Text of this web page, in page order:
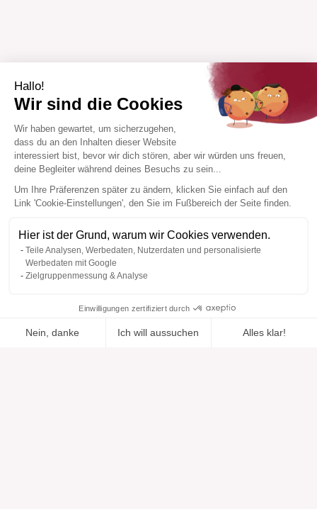
Hallo!
Wir sind die Cookies
Wir haben gewartet, um sicherzugehen,
dass du an den Inhalten dieser Website
interessiert bist, bevor wir dich stören, aber wir würden uns freuen,
deine Begleiter während deines Besuchs zu sein...
Um Ihre Präferenzen später zu ändern, klicken Sie einfach auf den
Link 'Cookie-Einstellungen', den Sie im Fußbereich der Seite finden.
Hier ist der Grund, warum wir Cookies verwenden.
Teile Analysen, Werbedaten, Nutzerdaten und personalisierte
Werbedaten mit Google
Zielgruppenmessung & Analyse
Einwilligungen zertifiziert durch
Nein, danke Ich will aussuchen Alles klar!
Zur Wishlist